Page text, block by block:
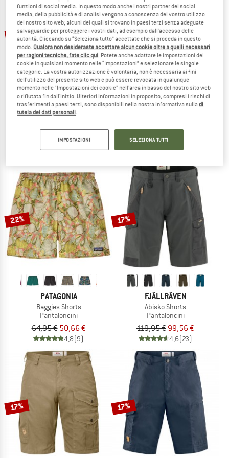
TO THE SALE
fino al 60%
STOIC
Pantaloncini
da 37,98 €
4,8(26)
37%
PATAGONIA
Pantaloncini
84,95 €53,52 €
(0)
22%
PATAGONIA
Baggies Shorts
Pantaloncini
64,95 € 50,66 €
4,8(9)
17%
FJÄLLRÄVEN
Abisko Shorts
Pantaloncini
119,95 € 99,56 €
4,6(23)
17% 17%
funzioni di social media. In questo modo anche i nostri partner dei social
media, della pubblicità e di analisi vengono a conoscenza del vostro utilizzo
del nostro sito web; alcuni dei quali si trovano in paesi terzi senza adeguate
salvaguardie per proteggere i vostri dati, ad esempio dall'accesso delle
autorità. Cliccando su “Seleziona tutto” accettate che si proceda in questo
modo. Qualora non desideraste accettare alcun cookie oltre a quelli necessari
per ragioni tecniche, fate clic qui. Potete anche adattare le impostazioni dei
cookie in qualsiasi momento nelle “Impostazioni” e selezionare le singole
categorie. La vostra autorizzazione è volontaria, non è necessaria ai fini
dell'utilizzo del presente sito web e può essere revocata in qualunque
momento nelle "Impostazioni dei cookie" nell'area in basso del nostro sito web
o rifiutata fin dall'inizio. Ulteriori informazioni in proposito, compresi i rischi di
trasferimenti a paesi terzi, sono disponibili nella nostra informativa sulladi
tutela dei dati personali.
IMPOSTAZIONI SELEZIONA TUTTI